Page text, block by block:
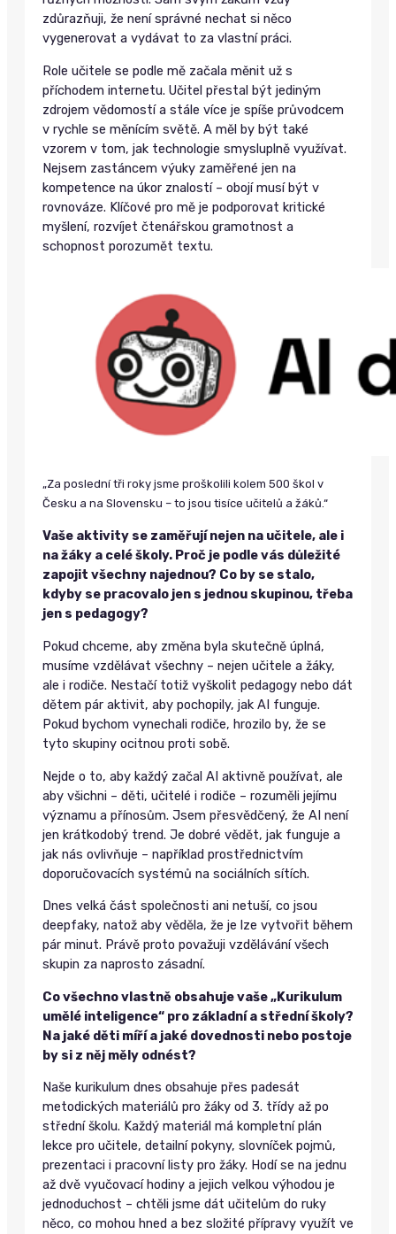
zdůrazňuji, že není správné nechat si něco
vygenerovat a vydávat to za vlastní práci.
Role učitele se podle mě začala měnit už s
příchodem internetu. Učitel přestal být jediným
zdrojem vědomostí a stále více je spíše průvodcem
v rychle se měnícím světě. A měl by být také
vzorem v tom, jak technologie smysluplně využívat.
Nejsem zastáncem výuky zaměřené jen na
kompetence na úkor znalostí – obojí musí být v
rovnováze. Klíčové pro mě je podporovat kritické
myšlení, rozvíjet čtenářskou gramotnost a
schopnost porozumět textu.
„Za poslední tři roky jsme proškolili kolem 500 škol v
Česku a na Slovensku – to jsou tisíce učitelů a žáků.“
Vaše aktivity se zaměřují nejen na učitele, ale i
na žáky a celé školy. Proč je podle vás důležité
zapojit všechny najednou? Co by se stalo,
kdyby se pracovalo jen s jednou skupinou, třeba
jen s pedagogy?
Pokud chceme, aby změna byla skutečně úplná,
musíme vzdělávat všechny – nejen učitele a žáky,
ale i rodiče. Nestačí totiž vyškolit pedagogy nebo dát
dětem pár aktivit, aby pochopily, jak AI funguje.
Pokud bychom vynechali rodiče, hrozilo by, že se
tyto skupiny ocitnou proti sobě.
Nejde o to, aby každý začal AI aktivně používat, ale
aby všichni – děti, učitelé i rodiče – rozuměli jejímu
významu a přínosům. Jsem přesvědčený, že AI není
jen krátkodobý trend. Je dobré vědět, jak funguje a
jak nás ovlivňuje – například prostřednictvím
doporučovacích systémů na sociálních sítích.
Dnes velká část společnosti ani netuší, co jsou
deepfaky, natož aby věděla, že je lze vytvořit během
pár minut. Právě proto považuji vzdělávání všech
skupin za naprosto zásadní.
Co všechno vlastně obsahuje vaše „Kurikulum
umělé inteligence“ pro základní a střední školy?
Na jaké děti míří a jaké dovednosti nebo postoje
by si z něj měly odnést?
Naše kurikulum dnes obsahuje přes padesát
metodických materiálů pro žáky od 3. třídy až po
střední školu. Každý materiál má kompletní plán
lekce pro učitele, detailní pokyny, slovníček pojmů,
prezentaci i pracovní listy pro žáky. Hodí se na jednu
až dvě vyučovací hodiny a jejich velkou výhodou je
jednoduchost – chtěli jsme dát učitelům do ruky
něco, co mohou hned a bez složité přípravy využít ve